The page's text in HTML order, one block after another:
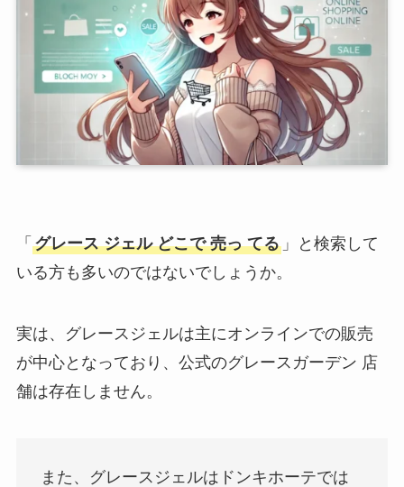
「 グレース ジェル どこで 売っ てる」と検索して
いる方も多いのではないでしょうか。
実は、グレースジェルは主にオンラインでの販売
が中心となっており、公式のグレースガーデン 店
舗は存在しません。
また、グレースジェルはドンキホーテでは